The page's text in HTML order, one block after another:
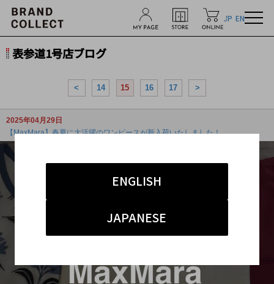
JP EN
ENGLISH
JAPANESE
表参道1号店ブログ
< 14 15 16 17 >
2025年04月29日
【MaxMara】春夏に大活躍のワンピースが新入荷いたしました！